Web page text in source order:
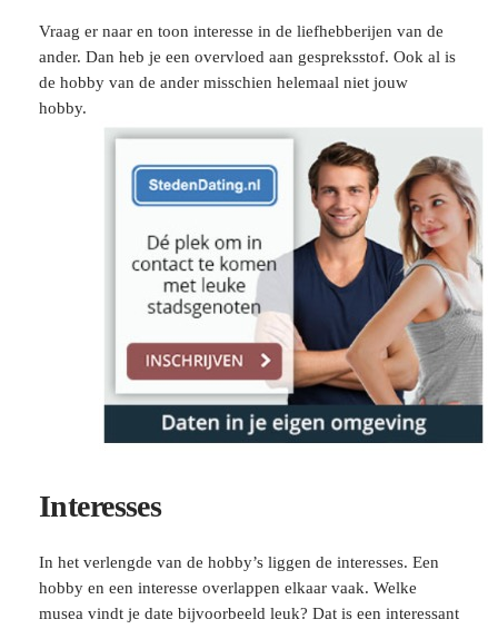
Vraag er naar en toon interesse in de liefhebberijen van de
ander. Dan heb je een overvloed aan gespreksstof. Ook al is
de hobby van de ander misschien helemaal niet jouw
hobby.
Interesses
In het verlengde van de hobby’s liggen de interesses. Een
hobby en een interesse overlappen elkaar vaak. Welke
musea vindt je date bijvoorbeeld leuk? Dat is een interessant